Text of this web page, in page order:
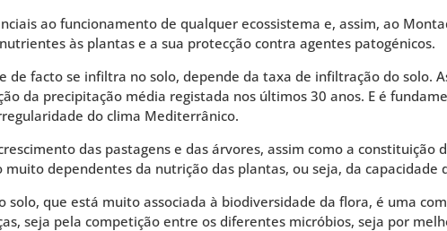
ao funcionamento de qualquer ecossistema e, assim, ao
às plantas e a sua protecção contra agentes patogénicos.
de facto se infiltra no solo, depende da taxa de infiltração do solo.
da precipitação média registada nos últimos 30 anos. E é
do clima Mediterrânico.
das pastagens e das árvores, assim como a constituição
dependentes da nutrição das plantas, ou seja, da capacidade
solo, que está muito associada à biodiversidade da flora, é uma
seja pela competição entre os diferentes micróbios, seja por